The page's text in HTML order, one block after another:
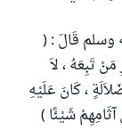
وسلم قَالَ : (‏
تَبِعَهُ ، لاَ
، كَانَ عَلَيْهِ
شَيْئًا ‏)